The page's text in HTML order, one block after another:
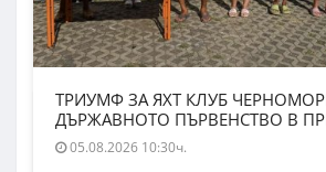
ТРИУМФ ЗА ЯХТ КЛУБ
ДЪРЖАВНОТО ПЪРВЕНСТВО В
05.08.2026 10:30ч.